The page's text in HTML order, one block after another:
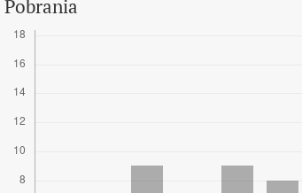
Pobrania